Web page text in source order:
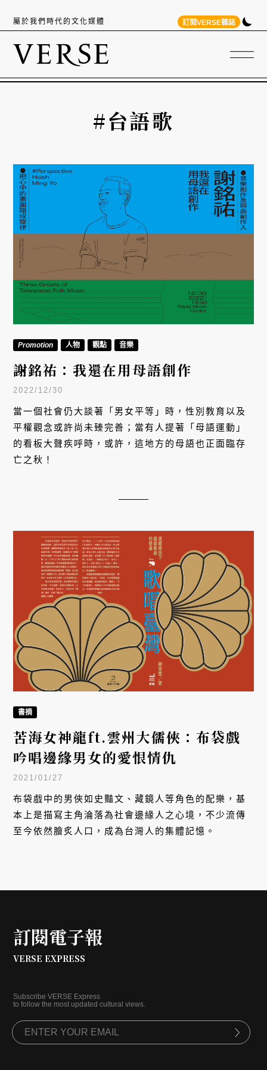
屬於我們時代的文化媒體 訂閱VERSE雜誌
#台語歌
Promotion 人物 觀點 音樂
謝銘祐：我還在用母語創作
2022/12/30
當一個社會仍大談著「男女平等」時，性別教育以及
平權觀念或許尚未臻完善；當有人提著「母語運動」
的看板大聲疾呼時，或許，這地方的母語也正面臨存
亡之秋！
書摘
苦海女神龍ft.雲州大儒俠：布袋戲
吟唱邊緣男女的愛恨情仇
2021/01/27
布袋戲中的男俠如史豔文、藏鏡人等角色的配樂，基
本上是描寫主角淪落為社會邊緣人之心境，不少流傳
至今依然膾炙人口，成為台灣人的集體記憶。
訂閱電子報
VERSE EXPRESS
Subscribe VERSE Express
to follow the most updated cultural views.